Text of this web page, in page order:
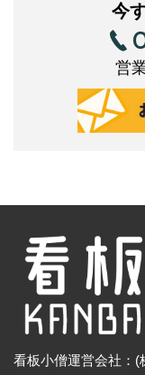
今
営
看板小僧運営会社：